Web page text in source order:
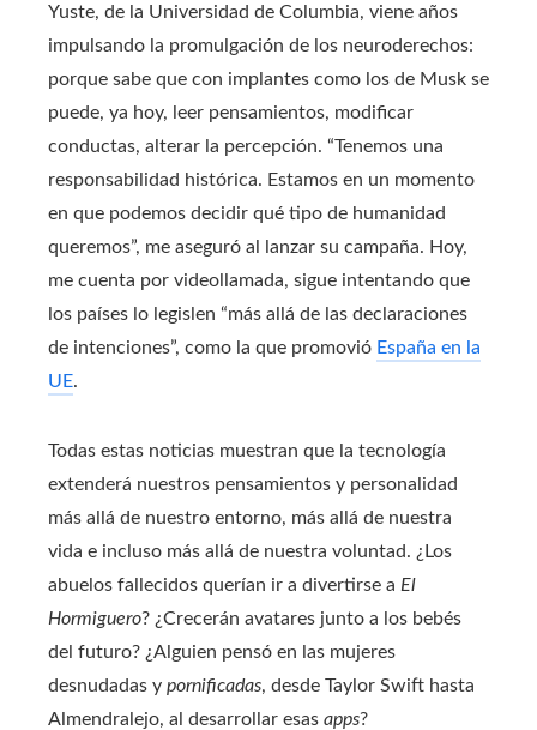
Yuste, de la Universidad de Columbia, viene años
impulsando la promulgación de los neuroderechos:
porque sabe que con implantes como los de Musk se
puede, ya hoy, leer pensamientos, modificar
conductas, alterar la percepción. “Tenemos una
responsabilidad histórica. Estamos en un momento
en que podemos decidir qué tipo de humanidad
queremos”, me aseguró al lanzar su campaña. Hoy,
me cuenta por videollamada, sigue intentando que
los países lo legislen “más allá de las declaraciones
de intenciones”, como la que promovió España en la
UE.
Todas estas noticias muestran que la tecnología
extenderá nuestros pensamientos y personalidad
más allá de nuestro entorno, más allá de nuestra
vida e incluso más allá de nuestra voluntad. ¿Los
abuelos fallecidos querían ir a divertirse a El
Hormiguero? ¿Crecerán avatares junto a los bebés
del futuro? ¿Alguien pensó en las mujeres
desnudadas y pornificadas, desde Taylor Swift hasta
Almendralejo, al desarrollar esas apps?